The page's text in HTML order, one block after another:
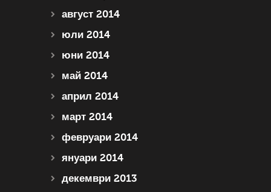
август 2014
юли 2014
юни 2014
май 2014
април 2014
март 2014
февруари 2014
януари 2014
декември 2013